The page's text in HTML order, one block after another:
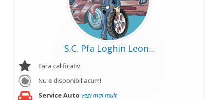
S.C. Pfa Loghin Leon...
Fara calificativ
Nu e disponibil acum!
Service Auto vezi mai mult